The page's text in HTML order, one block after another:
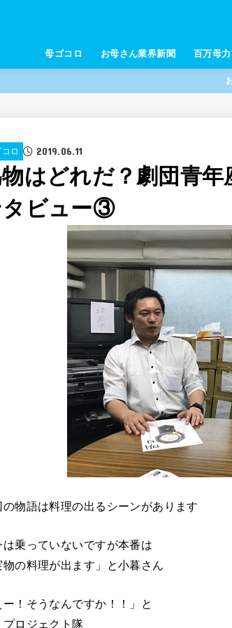
母ゴコロ お母さん業界新聞 百万母
ロ 2019.06.11
はどれだ？劇団青年
タビュー③
の物語は料理の出るシーンがあります
は乗っていないですが本番は
の料理が出ます」と小暮さん
ー！そうなんですか！！」と
プロジェクト隊